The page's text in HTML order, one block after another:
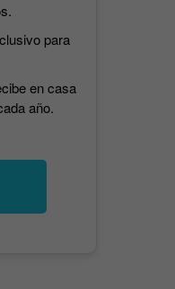
para
en casa
año.